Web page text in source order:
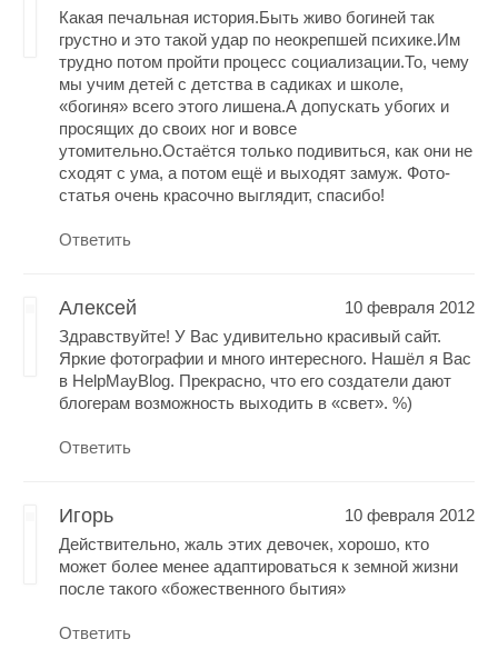
Какая печальная история.Быть живо богиней так
грустно и это такой удар по неокрепшей психике.Им
трудно потом пройти процесс социализации.То, чему
мы учим детей с детства в садиках и школе,
«богиня» всего этого лишена.А допускать убогих и
просящих до своих ног и вовсе
утомительно.Остаётся только подивиться, как они не
сходят с ума, а потом ещё и выходят замуж. Фото-
статья очень красочно выглядит, спасибо!
Ответить
Алексей
10 февраля 2012
Здравствуйте! У Вас удивительно красивый сайт.
Яркие фотографии и много интересного. Нашёл я Вас
в HelpMayBlog. Прекрасно, что его создатели дают
блогерам возможность выходить в «свет». %)
Ответить
Игорь
10 февраля 2012
Действительно, жаль этих девочек, хорошо, кто
может более менее адаптироваться к земной жизни
после такого «божественного бытия»
Ответить